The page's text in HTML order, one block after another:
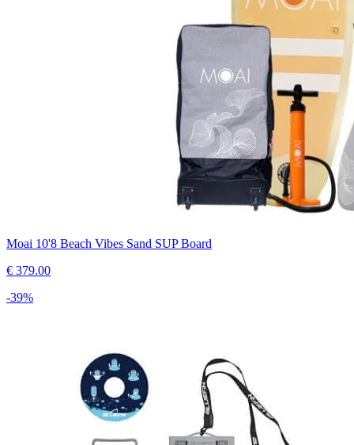
Moai 10'8 Beach Vibes Sand SUP Board
€ 379.00
-39%